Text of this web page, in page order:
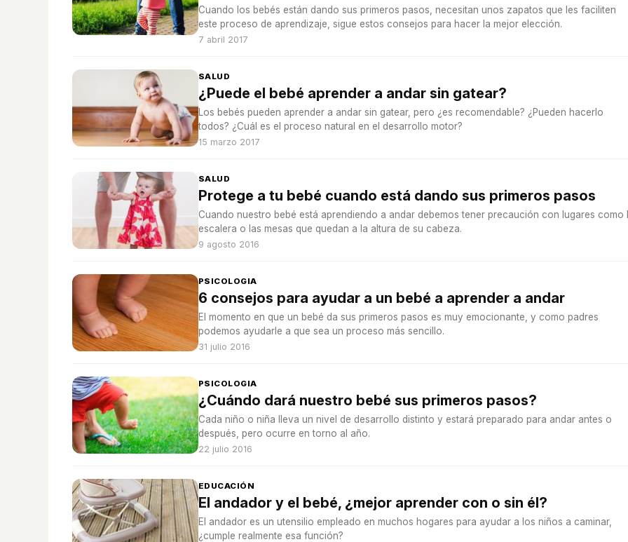
Cuando los bebés están dando sus primeros pasos, necesitan unos zapatos que les faciliten
este proceso de aprendizaje, sigue estos consejos para hacer la mejor elección.
7 abril 2017
SALUD
¿Puede el bebé aprender a andar sin gatear?
Los bebés pueden aprender a andar sin gatear, pero ¿es recomendable? ¿Pueden hacerlo
todos? ¿Cuál es el proceso natural en el desarrollo motor?
15 marzo 2017
SALUD
Protege a tu bebé cuando está dando sus primeros pasos
Cuando nuestro bebé está aprendiendo a andar debemos tener precaución con lugares como
escalera o las mesas que quedan a la altura de su cabeza.
9 agosto 2016
PSICOLOGIA
6 consejos para ayudar a un bebé a aprender a andar
El momento en que un bebé da sus primeros pasos es muy emocionante, y como padres
podemos ayudarle a que sea un proceso más sencillo.
31 julio 2016
PSICOLOGIA
¿Cuándo dará nuestro bebé sus primeros pasos?
Cada niño o niña lleva un nivel de desarrollo distinto y estará preparado para andar antes o
después, pero ocurre en torno al año.
22 julio 2016
EDUCACIÓN
El andador y el bebé, ¿mejor aprender con o sin él?
El andador es un utensilio empleado en muchos hogares para ayudar a los niños a caminar,
¿cumple realmente esa función?